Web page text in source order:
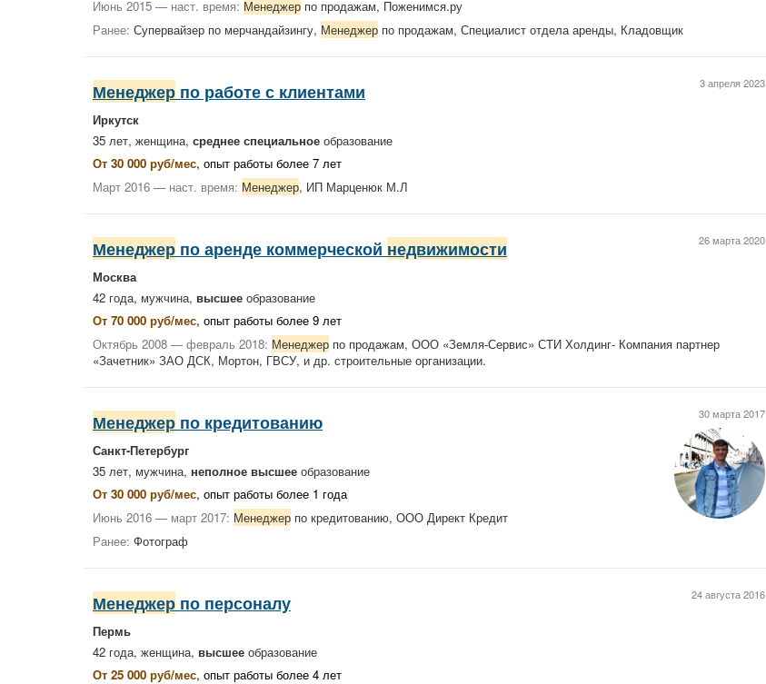
Июнь 2015 — наст. время: Менеджер по продажам, Поженимся.ру
Ранее: Супервайзер по мерчандайзингу, Менеджер по продажам, Специалист отдела аренды, Кладовщик
3 апреля 2023
Менеджер по работе с клиентами
Иркутск
35 лет, женщина, среднее специальное образование
От 30 000 руб/мес, опыт работы более 7 лет
Март 2016 — наст. время: Менеджер, ИП Марценюк М.Л
26 марта 2020
Менеджер по аренде коммерческой недвижимости
Москва
42 года, мужчина, высшее образование
От 70 000 руб/мес, опыт работы более 9 лет
Октябрь 2008 — февраль 2018: Менеджер по продажам, ООО «Земля-Сервис» СТИ Холдинг- Компания партнер
«Зачетник» ЗАО ДСК, Мортон, ГВСУ, и др. строительные организации.
30 марта 2017
Менеджер по кредитованию
Санкт-Петербург
35 лет, мужчина, неполное высшее образование
От 30 000 руб/мес, опыт работы более 1 года
Июнь 2016 — март 2017: Менеджер по кредитованию, ООО Директ Кредит
Ранее: Фотограф
24 августа 2016
Менеджер по персоналу
Пермь
42 года, женщина, высшее образование
От 25 000 руб/мес, опыт работы более 4 лет